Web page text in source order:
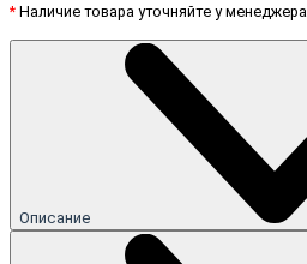
* Наличие товара уточняйте у менеджера
Описание